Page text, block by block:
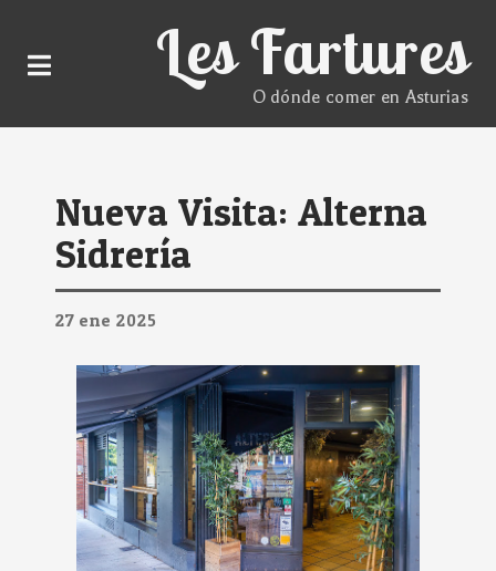
Les Fartures
O dónde comer en Asturias
Nueva Visita: Alterna
Sidrería
27 ene 2025